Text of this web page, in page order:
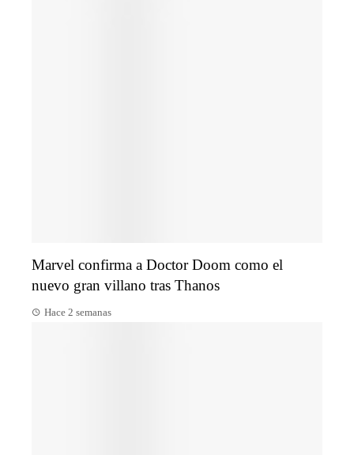
Marvel confirma a Doctor Doom como el
nuevo gran villano tras Thanos
Hace 2 semanas